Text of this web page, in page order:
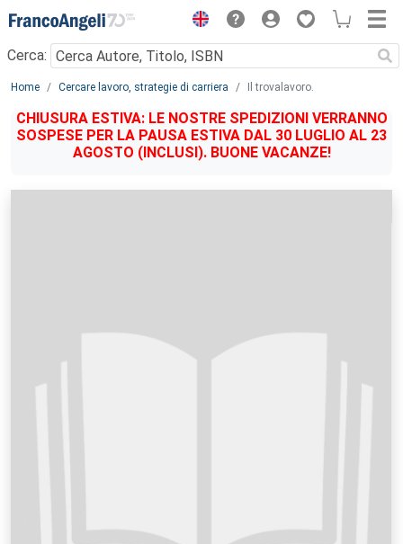
Menu
Cerca:
Main content
Home Cercare lavoro, strategie di carriera Il trovalavoro.
CHIUSURA ESTIVA: LE NOSTRE SPEDIZIONI VERRANNO
SOSPESE PER LA PAUSA ESTIVA DAL 30 LUGLIO AL 23
AGOSTO (INCLUSI). BUONE VACANZE!